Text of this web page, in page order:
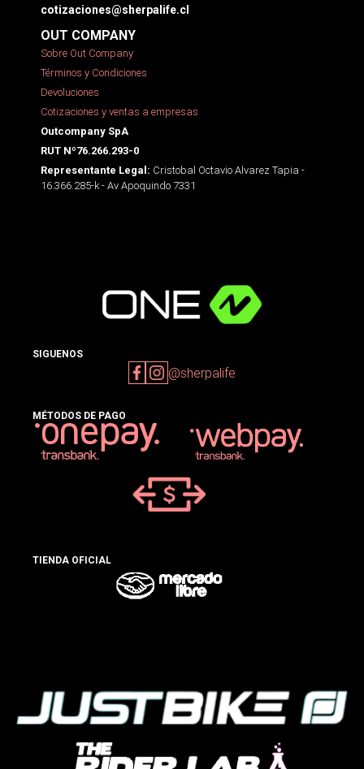
cotizaciones@sherpalife.cl
OUT COMPANY
Sobre Out Company
Términos y Condiciones
Devoluciones
Cotizaciones y ventas a empresas
Outcompany SpA
RUT Nº76.266.293-0
Representante Legal: Cristobal Octavio Alvarez Tapia -
16.366.285-k - Av Apoquindo 7331
SIGUENOS
@sherpalife
MÉTODOS DE PAGO
TIENDA OFICIAL